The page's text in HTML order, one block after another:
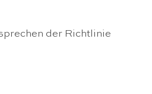
der Richtlinie